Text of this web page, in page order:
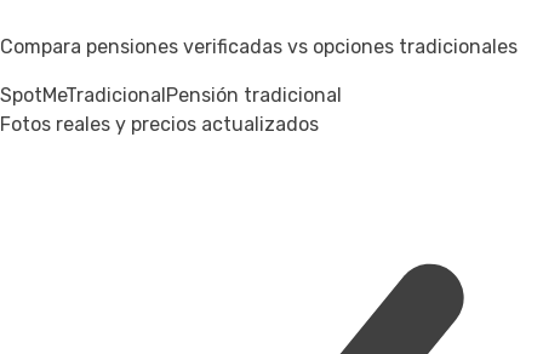
Compara pensiones verificadas vs opciones tradicionales
SpotMeTradicionalPensión tradicional
Fotos reales y precios actualizados